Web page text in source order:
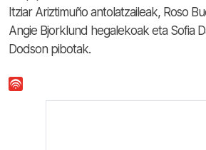
Itziar Ariztimuño antolatzaileak, Roso
Angie Bjorklund hegalekoak eta Sofia
Dodson pibotak.